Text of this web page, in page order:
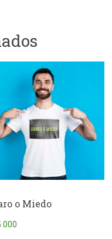
o Miedo